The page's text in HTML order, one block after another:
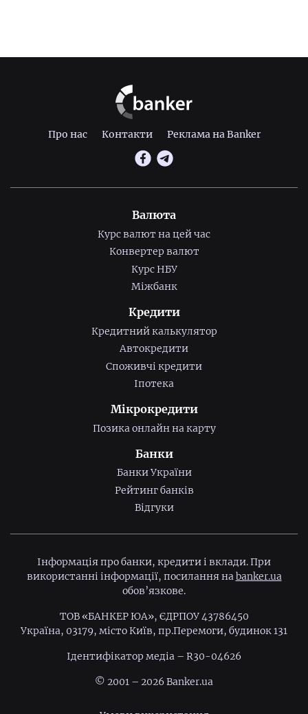
Про нас Контакти Реклама на Banker
Валюта
Курс валют на цей час
Конвертер валют
Курс НБУ
Міжбанк
Кредити
Кредитний калькулятор
Автокредити
Споживчі кредити
Іпотека
Мікрокредити
Позика онлайн на карту
Банки
Банки України
Рейтинг банків
Відгуки
Інформація про банки, кредити і вклади. При
використанні інформації, посилання наbanker.ua
обов’язкове.
ТОВ «БАНКЕР ЮА», ЄДРПОУ 43786450
Україна, 03179, місто Київ, пр.Перемоги, будинок 131
Ідентифiкатор медiа – R30-04626
© 2001 – 2026 Banker.ua